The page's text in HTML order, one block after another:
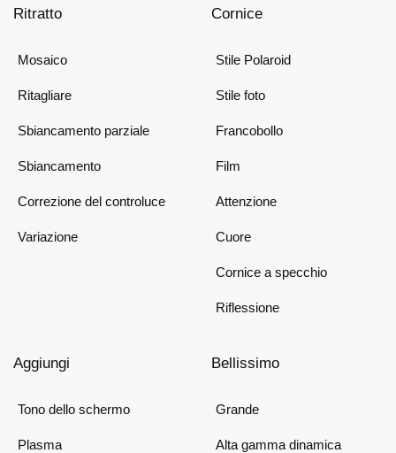
Ritratto
Mosaico
Ritagliare
Sbiancamento parziale
Sbiancamento
Correzione del controluce
Variazione
Cornice
Stile Polaroid
Stile foto
Francobollo
Film
Attenzione
Cuore
Cornice a specchio
Riflessione
Aggiungi
Tono dello schermo
Plasma
Bellissimo
Grande
Alta gamma dinamica